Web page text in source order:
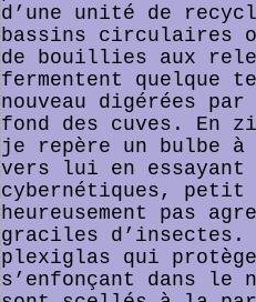
d’une unité de
bassins circulaires
de bouillies aux
fermentent quelque
nouveau digérées
fond des cuves. En
je repère un bulbe
vers lui en essayant
cybernétiques,
heureusement pas
graciles d’insectes.
plexiglas qui
s’enfonçant dans